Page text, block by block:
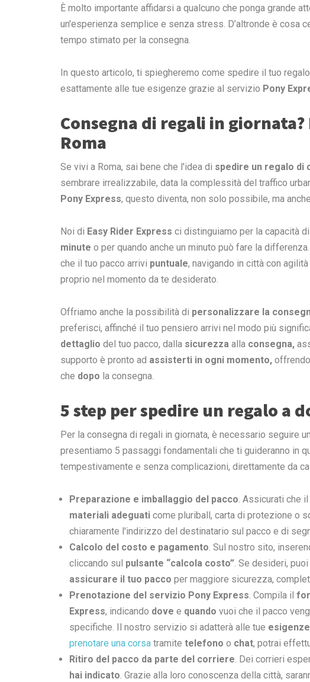
È molto importante affidarsi a qualcuno che ponga grande
un'esperienza semplice e senza stress. D’altronde è cosa
tempo stimato per la consegna.
In questo articolo, ti spiegheremo come spedire il tuo
esattamente alle tue esigenze grazie al servizio Pony
Consegna di regali in giornata?
Roma
Se vivi a Roma, sai bene che l'idea di spedire un regalo di
sembrare irrealizzabile, data la complessità del traffico
Pony Express, questo diventa, non solo possibile, ma
Noi di Easy Rider Express ci distinguiamo per la capacità
minute o per quando anche un minuto può fare la
che il tuo pacco arrivi puntuale, navigando in città con
proprio nel momento da te desiderato.
Offriamo anche la possibilità di personalizzare la
preferisci, affinché il tuo pensiero arrivi nel modo più
dettaglio del tuo pacco, dalla sicurezza alla consegna,
supporto è pronto ad assisterti in ogni momento,
che dopo la consegna.
5 step per spedire un regalo a
Per la consegna di regali in giornata, è necessario seguire
presentiamo 5 passaggi fondamentali che ti guideranno in
tempestivamente e senza complicazioni, direttamente da
Preparazione e imballaggio del pacco . Assicurati che
materiali adeguati come pluriball, carta di protezione o
chiaramente l'indirizzo del destinatario sul pacco e di
Calcolo del costo e pagamento . Sul nostro sito,
cliccando sul pulsante “calcola costo” . Se desideri,
assicurare il tuo pacco per maggiore sicurezza,
Prenotazione del servizio Pony Express . Compila il
Express, indicando dove e quando vuoi che il pacco
specifiche. Il nostro servizio si adatterà alle tue esigenze
prenotare una corsa tramite telefono o chat, potrai
Ritiro del pacco da parte del corriere Dei corrieri
hai indicato . Grazie alla loro conoscenza della città,